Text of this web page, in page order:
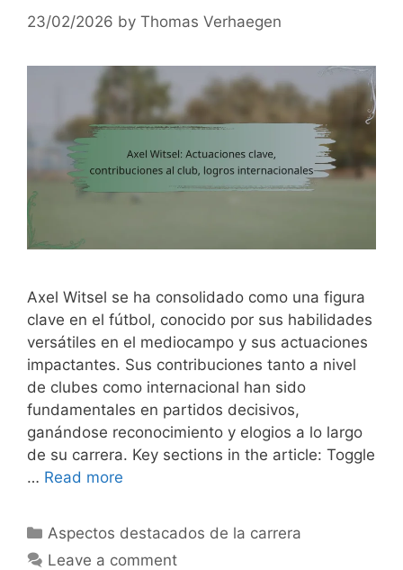
23/02/2026 by Thomas Verhaegen
Axel Witsel se ha consolidado como una figura
clave en el fútbol, conocido por sus habilidades
versátiles en el mediocampo y sus actuaciones
impactantes. Sus contribuciones tanto a nivel
de clubes como internacional han sido
fundamentales en partidos decisivos,
ganándose reconocimiento y elogios a lo largo
de su carrera. Key sections in the article: Toggle
… Read more
Categories
Aspectos destacados de la carrera
Leave a comment